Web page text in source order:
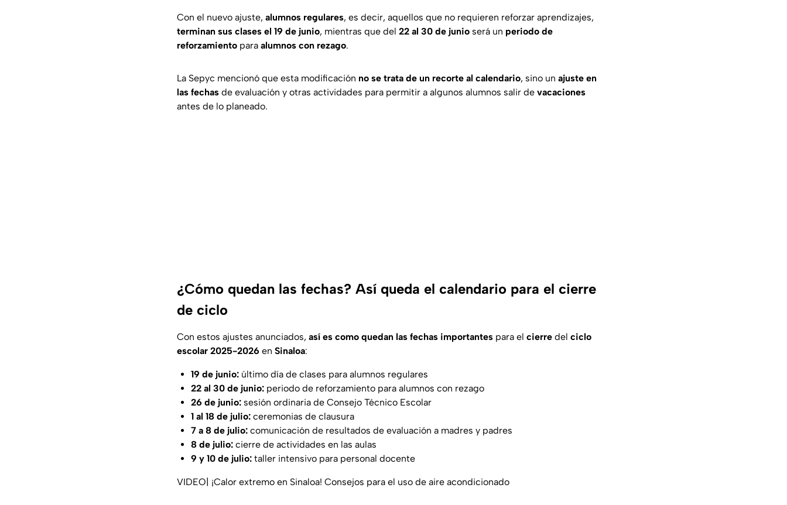
Con el nuevo ajuste, alumnos regulares, es decir, aquellos que no requieren reforzar aprendizajes,
terminan sus clases el 19 de junio, mientras que del 22 al 30 de junio será un periodo de
reforzamiento para alumnos con rezago.
La Sepyc mencionó que esta modificación no se trata de un recorte al calendario, sino un ajuste en
las fechas de evaluación y otras actividades para permitir a algunos alumnos salir de vacaciones
antes de lo planeado.
¿Cómo quedan las fechas? Así queda el calendario para el cierre
de ciclo
Con estos ajustes anunciados, así es como quedan las fechas importantes para el cierre del ciclo
escolar 2025-2026 en Sinaloa:
19 de junio: último día de clases para alumnos regulares
22 al 30 de junio: periodo de reforzamiento para alumnos con rezago
26 de junio: sesión ordinaria de Consejo Técnico Escolar
1 al 18 de julio: ceremonias de clausura
7 a 8 de julio: comunicación de resultados de evaluación a madres y padres
8 de julio: cierre de actividades en las aulas
9 y 10 de julio: taller intensivo para personal docente
VIDEO| ¡Calor extremo en Sinaloa! Consejos para el uso de aire acondicionado